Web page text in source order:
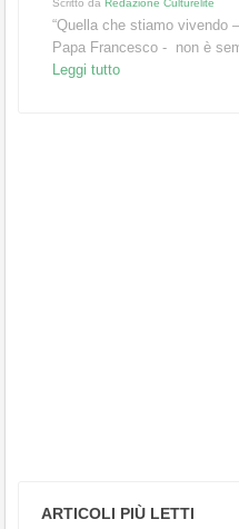
Scritto da Redazione Culturelite
“Quella che stiamo vivendo
Papa Francesco - non è
Leggi tutto
ARTICOLI PIÙ LETTI